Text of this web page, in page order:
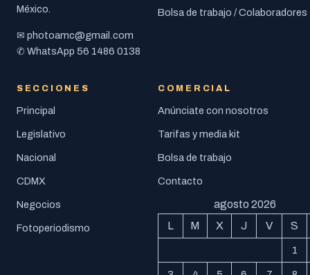
México.
✉ photoamc@gmail.com
✆ WhatsApp 56 1486 0138
Bolsa de trabajo / Colaboradores
SECCIONES
Principal
Legislativo
Nacional
CDMX
Negocios
Fotoperiodismo
COMERCIAL
Anúnciate con nosotros
Tarifas y media kit
Bolsa de trabajo
Contacto
agosto 2026
L
M X J V S
1